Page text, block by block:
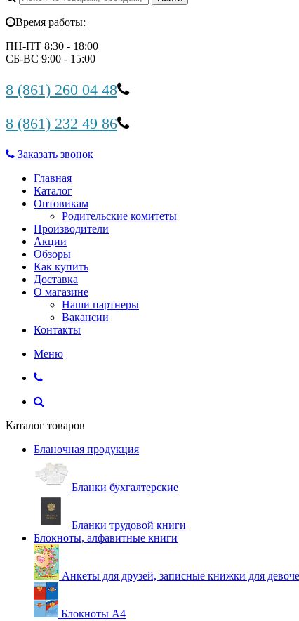
Время работы:
ПН-ПТ 8:30 - 18:00
СБ-ВС 9:00 - 15:00
8 (861) 260 04 48
8 (861) 232 49 86
Заказать звонок
Главная
Каталог
Оптовикам
Родительские комитеты
Производители
Акции
Обзоры
Как купить
Доставка
О магазине
Наши партнеры
Вакансии
Контакты
Меню
Каталог товаров
Бланочная продукция
Бланки бухгалтерские
Бланки трудовой книги
Блокноты, алфавитные книги
Анкеты для друзей, записные книжки для
Блокноты А4